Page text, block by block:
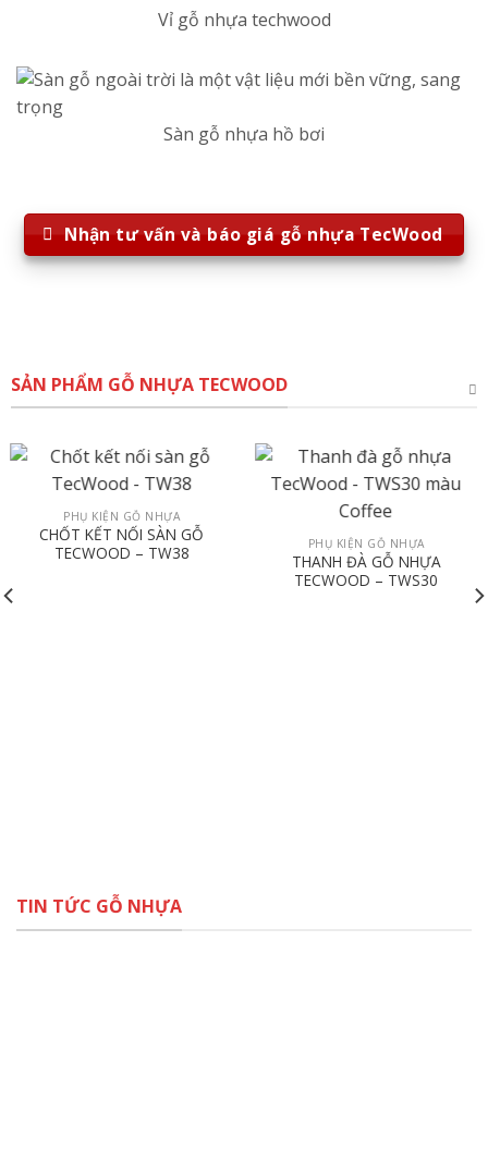
Vỉ gỗ nhựa techwood
Sàn gỗ nhựa hồ bơi
Nhận tư vấn và báo giá gỗ nhựa TecWood
SẢN PHẨM GỖ NHỰA TECWOOD
PHỤ KIỆN GỖ NHỰA
CHỐT KẾT NỐI SÀN GỖ
TECWOOD – TW38
PHỤ KIỆN GỖ NHỰA
THANH ĐÀ GỖ NHỰA
TECWOOD – TWS30
TIN TỨC GỖ NHỰA